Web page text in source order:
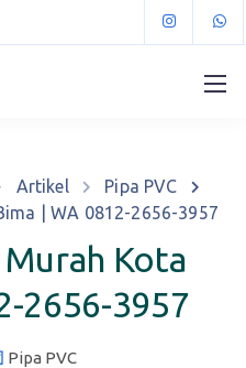
Artikel
Pipa PVC
| WA 0812-2656-3957
Murah Kota
2656-3957
Pipa PVC